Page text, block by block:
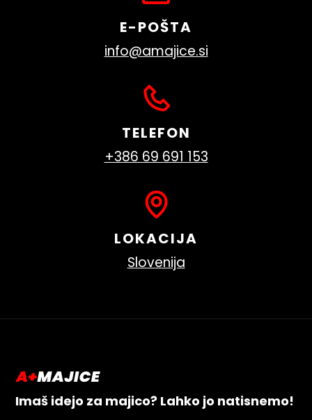
E-POŠTA
info@amajice.si
TELEFON
+386 69 691 153
LOKACIJA
Slovenija
Imaš idejo za majico? Lahko jo natisnemo!